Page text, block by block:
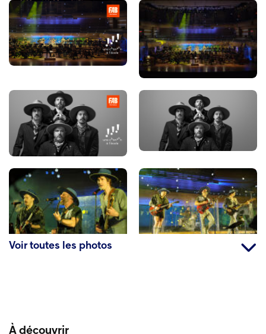
Voir toutes les photos
À découvrir